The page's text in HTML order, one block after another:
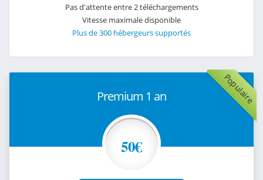
Pas d'attente entre 2 téléchargements
Vitesse maximale disponible
Plus de 300 hébergeurs supportés
Populaire
Premium 1 an
50€